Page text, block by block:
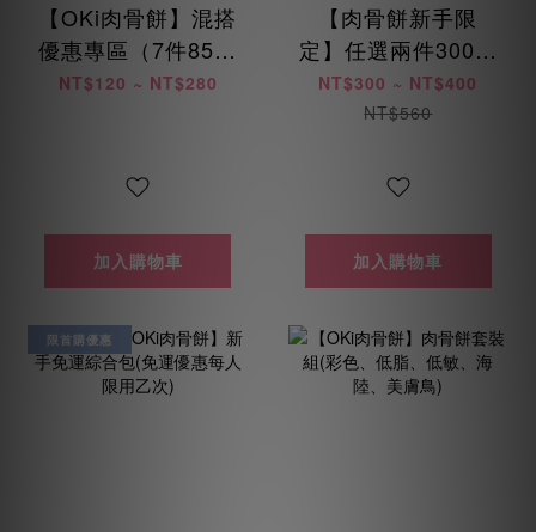
【OKi肉骨餅】混搭
優惠專區（7件85折
/ 14件8折 / 28件75
NT$120 ~ NT$280
加入購物車
【肉骨餅新手限
定】任選兩件300元
起 (每位會員限購乙
次)
NT$300 ~ NT$400
NT$560
加入購物車
限首購優惠